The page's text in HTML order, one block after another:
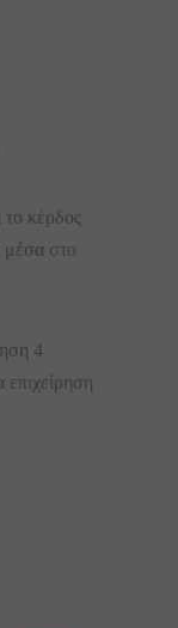
το κέρδος
μέσα στο
4